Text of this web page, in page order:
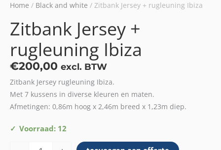
Home / Black and white / Zitbank Jersey + rugleuning Ibiza
Zitbank Jersey +
rugleuning Ibiza
€200,00 excl. BTW
Zitbank Jersey rugleuning Ibiza.
Met 7 kussens in diverse kleuren en maten.
Afmetingen: 0,86m hoog x 2,46m breed x 1,23m diep.
Voorraad: 12
Zitbank